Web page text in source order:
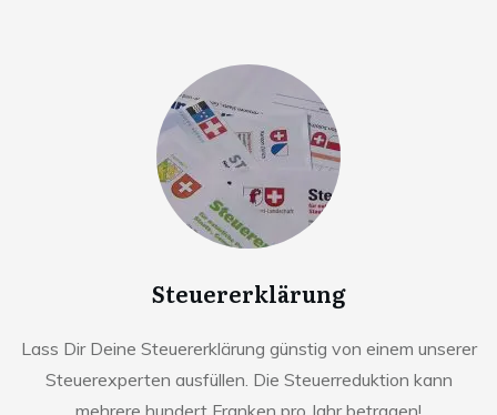
Steuererklärung
Lass Dir Deine Steuererklärung günstig von einem unserer
Steuerexperten ausfüllen. Die Steuerreduktion kann
mehrere hundert Franken pro Jahr betragen!